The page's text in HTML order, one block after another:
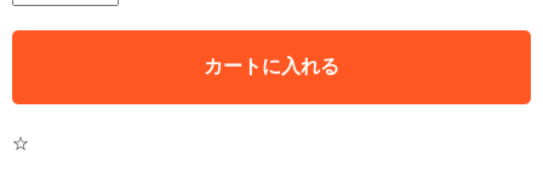
カートに入れる
☆